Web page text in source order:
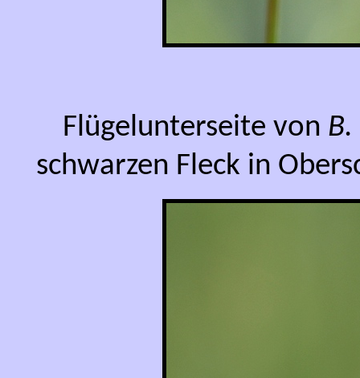
Flügelunterseite von
schwarzen Fleck in